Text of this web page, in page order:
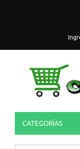
CATEGORÍAS